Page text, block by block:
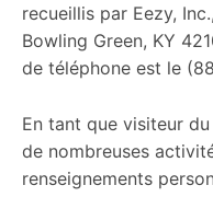
recueillis par Eezy,
Bowling Green, KY
de téléphone est le
En tant que visiteur
de nombreuses
renseignements